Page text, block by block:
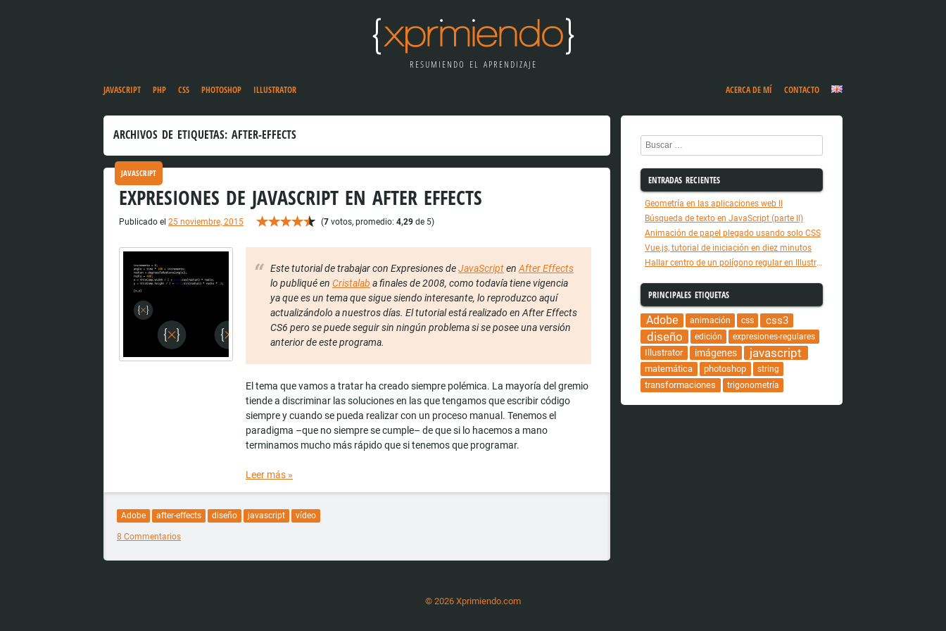
RESUMIENDO EL APRENDIZAJE
JAVASCRIPT PHP CSS PHOTOSHOP ILLUSTRATOR ACERCA DE MÍ CONTACTO
ARCHIVOS DE ETIQUETAS: AFTER-EFFECTS
JAVASCRIPT
EXPRESIONES DE JAVASCRIPT EN AFTER EFFECTS
Publicado el 25 noviembre, 2015 (7 votos, promedio:4,29 de 5)
Este tutorial de trabajar con Expresiones deJavaScripten After Effects
lo publiqué en Cristalab a finales de 2008, como todavía tiene vigencia
ya que es un tema que sigue siendo interesante, lo reproduzco aquí
actualizándolo a nuestros días. El tutorial está realizado en After Effects
CS6 pero se puede seguir sin ningún problema si se posee una versión
anterior de este programa.
El tema que vamos a tratar ha creado siempre polémica. La mayoría del gremio
tiende a discriminar las soluciones en las que tengamos que escribir código
siempre y cuando se pueda realizar con un proceso manual. Tenemos el
paradigma –que no siempre se cumple– de que si lo hacemos a mano
terminamos mucho más rápido que si tenemos que programar.
Leer más »
Adobe after-effects diseño javascript vídeo
8 Commentarios
Buscar
ENTRADAS RECIENTES
Geometría en las aplicaciones web II
Búsqueda de texto en JavaScript (parte II)
Animación de papel plegado usando solo CSS
Vue.js, tutorial de iniciación en diez minutos
Hallar centro de un polígono regular en Illustrator
PRINCIPALES ETIQUETAS
Adobe animación css css3
diseño edición expresiones-regulares
Illustrator imágenes javascript
matemática photoshop string
transformaciones trigonometría
© 2026 Xprimiendo.com